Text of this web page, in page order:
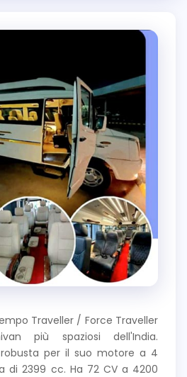
Traveller / Force Traveller
più spaziosi dell'India.
per il suo motore a 4
di 2399 cc. Ha 72 CV a 4200